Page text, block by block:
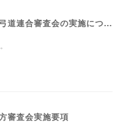
▶ 令和6年度 第1回中国地域弓道連合審査会の実施について
審査会実施要項